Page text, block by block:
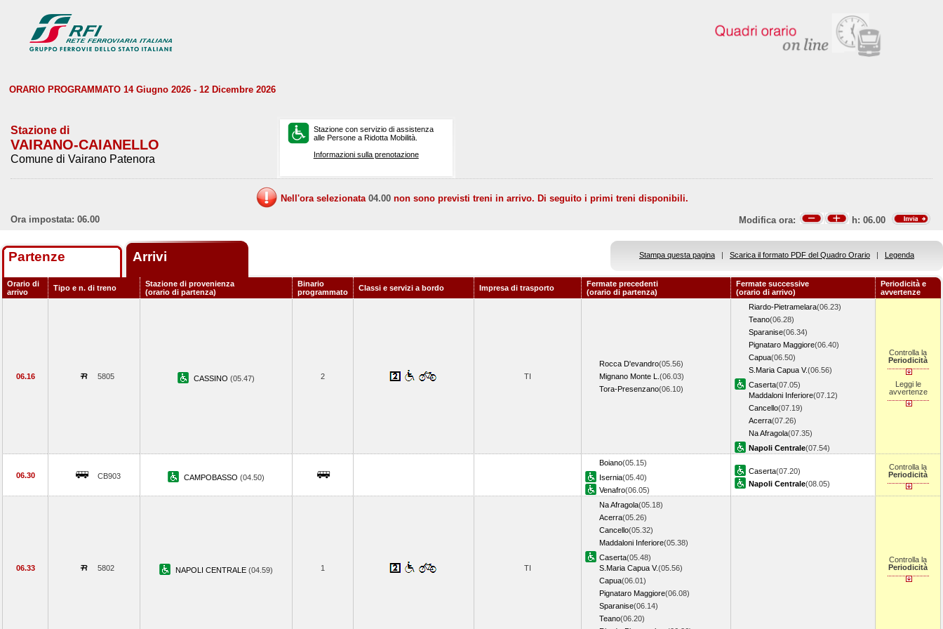
ORARIO PROGRAMMATO 14 Giugno 2026 - 12 Dicembre 2026
Stazione di
VAIRANO-CAIANELLO
Comune di Vairano Patenora
Stazione con servizio di assistenza
alle Persone a Ridotta Mobilità.
Informazioni sulla prenotazione
Nell'ora selezionata 04.00 non sono previsti treni in arrivo. Di seguito i primi treni disponibili.
Ora impostata: 06.00
Modifica ora: h: 06.00
Partenze Arrivi Stampa questa pagina | Scarica il formato PDF del Quadro Orario | Legenda
Orario di
arrivo
Tipo e n. di treno
Stazione di provenienza
(orario di partenza)
Binario
programmato
Classi e servizi a bordo Impresa di trasporto
Fermate precedenti
(orario di partenza)
Fermate successive
(orario di arrivo)
Periodicità e
avvertenze
06.16 5805 CASSINO (05.47) 2 TI
Rocca D'evandro(05.56)
Mignano Monte L. (06.03)
Tora-Presenzano(06.10)
Riardo-Pietramelara(06.23)
Teano(06.28)
Sparanise(06.34)
Pignataro Maggiore(06.40)
Capua(06.50)
S.Maria Capua V.(06.56)
Caserta(07.05)
Maddaloni Inferiore(07.12)
Cancello(07.19)
Acerra(07.26)
Na Afragola(07.35)
Napoli Centrale(07.54)
Controlla la
Periodicità
Leggi le
avvertenze
06.30 CB903 CAMPOBASSO (04.50)
Boiano(05.15)
Isernia(05.40)
Venafro(06.05)
Caserta(07.20)
Napoli Centrale(08.05)
Controlla la
Periodicità
06.33 5802 NAPOLI CENTRALE (04.59) 1 TI
Na Afragola(05.18)
Acerra(05.26)
Cancello(05.32)
Maddaloni Inferiore(05.38)
Caserta(05.48)
S.Maria Capua V.(05.56)
Capua(06.01)
Pignataro Maggiore(06.08)
Sparanise(06.14)
Teano(06.20)
Controlla la
Periodicità